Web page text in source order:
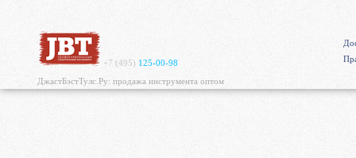
+7 (495) 125-00-98
ДжастБэстТулс.Ру: продажа инструмента оптом